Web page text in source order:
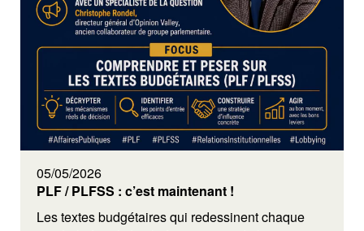
05/05/2026
PLF / PLFSS : c’est maintenant !
Les textes budgétaires qui redessinent chaque